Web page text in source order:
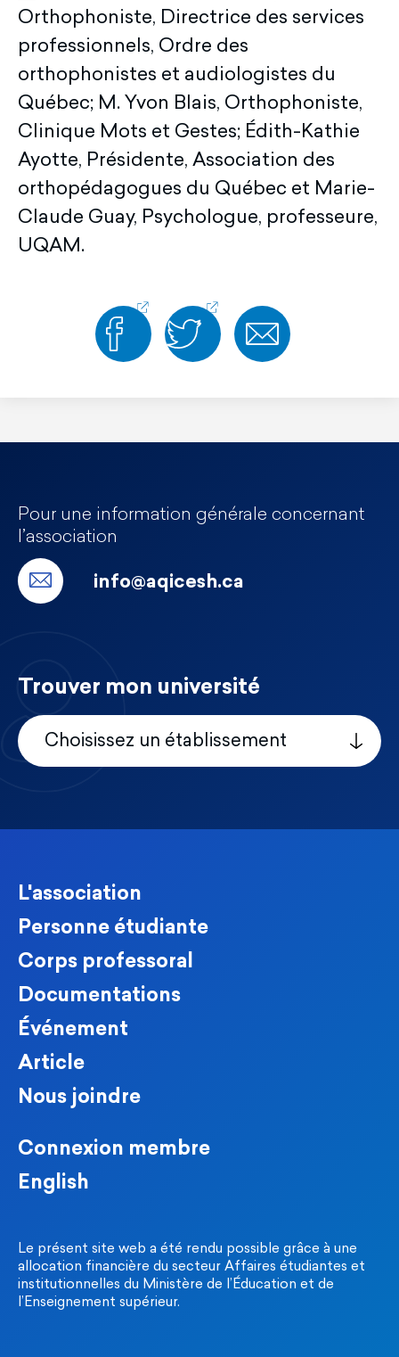
Orthophoniste, Directrice des services
professionnels, Ordre des
orthophonistes et audiologistes du
Québec; M. Yvon Blais, Orthophoniste,
Clinique Mots et Gestes; Édith-Kathie
Ayotte, Présidente, Association des
orthopédagogues du Québec et Marie-
Claude Guay, Psychologue, professeure,
UQAM.
L'association
Personne étudiante
Corps professoral
Documentations
Événement
Article
Nous joindre
Connexion membre
English
Le présent site web a été rendu possible grâce à une
allocation financière du secteur Affaires étudiantes et
institutionnelles du Ministère de l’Éducation et de
l’Enseignement supérieur.
Pour une information générale concernant
l’association
info@aqicesh.ca
Trouver mon université
Choisissez un établissement